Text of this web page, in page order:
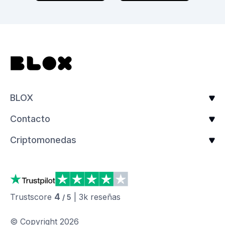
BLOX
Contacto
Criptomonedas
Trustscore 4 / 5 3k reseñas
© Copyright 2026